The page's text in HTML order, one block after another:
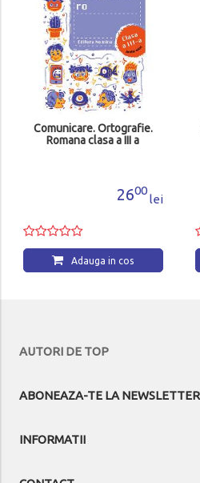
Comunicare. Ortografie.
Romana clasa a III a
2600
lei
Adauga in cos
AUTORI DE TOP
ABONEAZA-TE LA NEWSLETTER
INFORMATII